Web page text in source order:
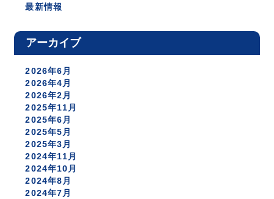
最新情報
アーカイブ
2026年6月
2026年4月
2026年2月
2025年11月
2025年6月
2025年5月
2025年3月
2024年11月
2024年10月
2024年8月
2024年7月